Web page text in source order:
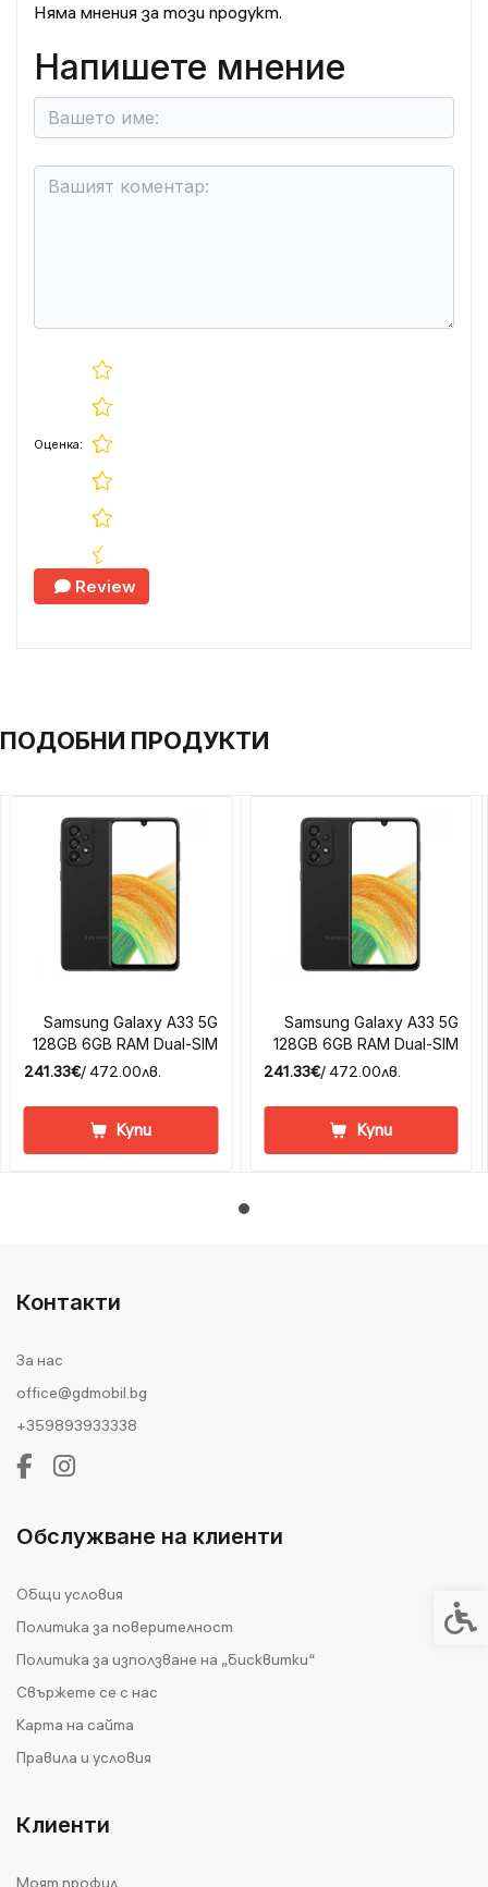
Няма мнения за този продукт.
Напишете мнение
Оценка:
Review
ПОДОБНИ ПРОДУКТИ
Samsung Galaxy A33 5G
128GB 6GB RAM Dual-SIM
241.33€/ 472.00лв.
Купи
Samsung Galaxy A33 5G
128GB 6GB RAM Dual-SIM
241.33€/ 472.00лв.
Купи
Контакти
За нас
office@gdmobil.bg
+359893933338
Обслужване на клиенти
Общи условия
Политика за поверителност
Политика за използване на „бисквитки“
Свържете се с нас
Карта на сайта
Правила и условия
Клиенти
Моят профил